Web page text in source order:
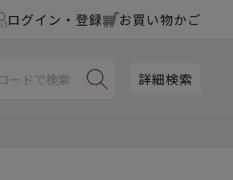
ログイン・登録 お買い物かご
詳細検索